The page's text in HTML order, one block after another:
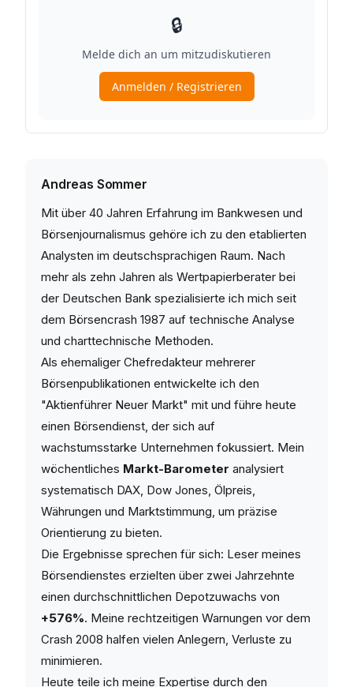
Andreas Sommer
Mit über 40 Jahren Erfahrung im Bankwesen und
Börsenjournalismus gehöre ich zu den etablierten
Analysten im deutschsprachigen Raum. Nach
mehr als zehn Jahren als Wertpapierberater bei
der Deutschen Bank spezialisierte ich mich seit
dem Börsencrash 1987 auf technische Analyse
und charttechnische Methoden.
Als ehemaliger Chefredakteur mehrerer
Börsenpublikationen entwickelte ich den
"Aktienführer Neuer Markt" mit und führe heute
einen Börsendienst, der sich auf
wachstumsstarke Unternehmen fokussiert. Mein
wöchentliches Markt-Barometer analysiert
systematisch DAX, Dow Jones, Ölpreis,
Währungen und Marktstimmung, um präzise
Orientierung zu bieten.
Die Ergebnisse sprechen für sich: Leser meines
Börsendienstes erzielten über zwei Jahrzehnte
einen durchschnittlichen Depotzuwachs von
+576%. Meine rechtzeitigen Warnungen vor dem
Crash 2008 halfen vielen Anlegern, Verluste zu
minimieren.
Heute teile ich meine Expertise durch den